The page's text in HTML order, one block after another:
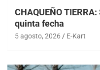
CHAQUEÑO
quinta fecha
5 agosto, 2026 E-Kart